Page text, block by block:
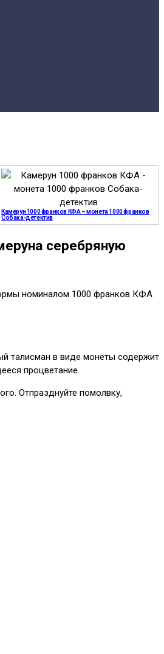
Камерун 1000 франков КФА – монета 1000 франков
Собака-детектив
серебряную
номиналом 1000 франков КФА
талисман в виде монеты содержит
процветание.
Отпразднуйте помолвку,